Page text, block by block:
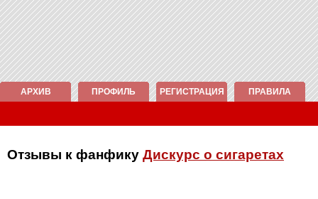
АРХИВ ПРОФИЛЬ РЕГИСТРАЦИЯ ПРАВИЛА
Отзывы к фанфику Дискурс о сигаретах